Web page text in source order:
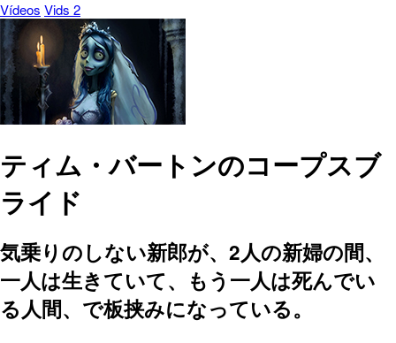
Vídeos Vids 2
ティム・バートンのコープスブ
ライド
気乗りのしない新郎が、2人の新婦の間、
一人は生きていて、もう一人は死んでい
る人間、で板挟みになっている。